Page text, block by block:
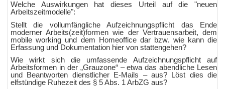
Welche Auswirkungen hat dieses Urteil auf die "neuen
Arbeitszeitmodelle":
Stellt die vollumfängliche Aufzeichnungspflicht das Ende
moderner Arbeits(zeit)formen wie der Vertrauensarbeit, dem
mobile working und dem Homeoffice dar bzw. wie kann die
Erfassung und Dokumentation hier von stattengehen?
Wie wirkt sich die umfassende Aufzeichnungspflicht auf
Arbeitsformen in der „Grauzone“ – etwa das abendliche Lesen
und Beantworten dienstlicher E-Mails – aus? Löst dies die
elfstündige Ruhezeit des § 5 Abs. 1 ArbZG aus?